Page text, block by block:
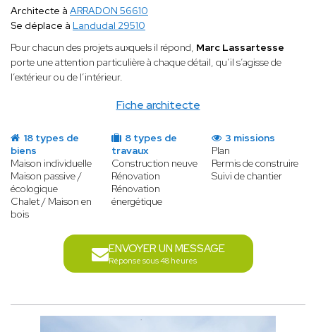
Fiche architecte
Architecte à ARRADON 56610
Se déplace à Landudal 29510
Pour chacun des projets auxquels il répond, Marc Lassartesse
porte une attention particulière à chaque détail, qu’il s’agisse de
l’extérieur ou de l’intérieur.
18 types de
biens
Maison individuelle
Maison passive /
écologique
Chalet / Maison en
bois
8 types de
travaux
Construction neuve
Rénovation
Rénovation
énergétique
3 missions
Plan
Permis de construire
Suivi de chantier
ENVOYER UN MESSAGE
Réponse sous 48 heures